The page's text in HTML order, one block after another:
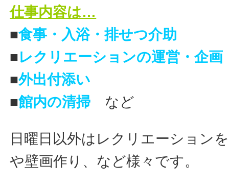
仕事内容は…
■食事・入浴・排せつ介助
■レクリエーションの運営・企画
■外出付添い
■館内の清掃 など
日曜日以外はレクリエーション
や壁画作り、など様々です。